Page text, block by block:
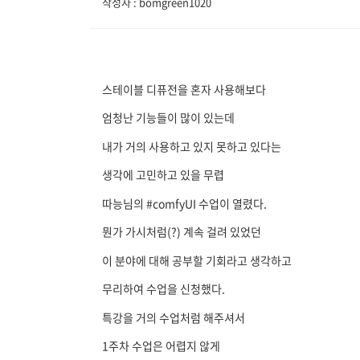
스테이블 디퓨전을 혼자 사용해보다
엄청난 기능들이 많이 있는데
내가 거의 사용하고 있지 못하고 있다는
생각에 고민하고 있을 무렵
따능님의 #comfyUI 수업이 열렸다.
뭔가 가시처럼(?) 계속 걸려 있었던
이 분야에 대해 공부할 기회라고 생각하고
무리하여 수업을 신청했다.
특강을 거의 수업처럼 해주셔서
1주차 수업은 어렵지 않게